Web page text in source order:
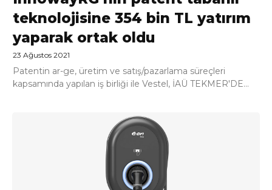
teknolojisine 354 bin TL yatırım
yaparak ortak oldu
23 Ağustos 2021
Patentin ar-ge, üretim ve satış/pazarlama süreçleri
kapsamında yapılan iş birliği ile Vestel, İAÜ TEKMER'DE...